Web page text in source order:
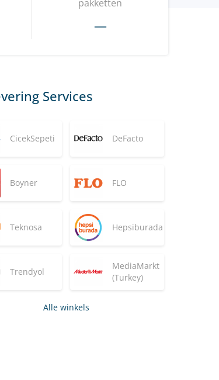
pakketten
—
Services
CicekSepeti DeFacto
Boyner FLO
Teknosa Hepsiburada
Trendyol
MediaMarkt
(Turkey)
Alle winkels